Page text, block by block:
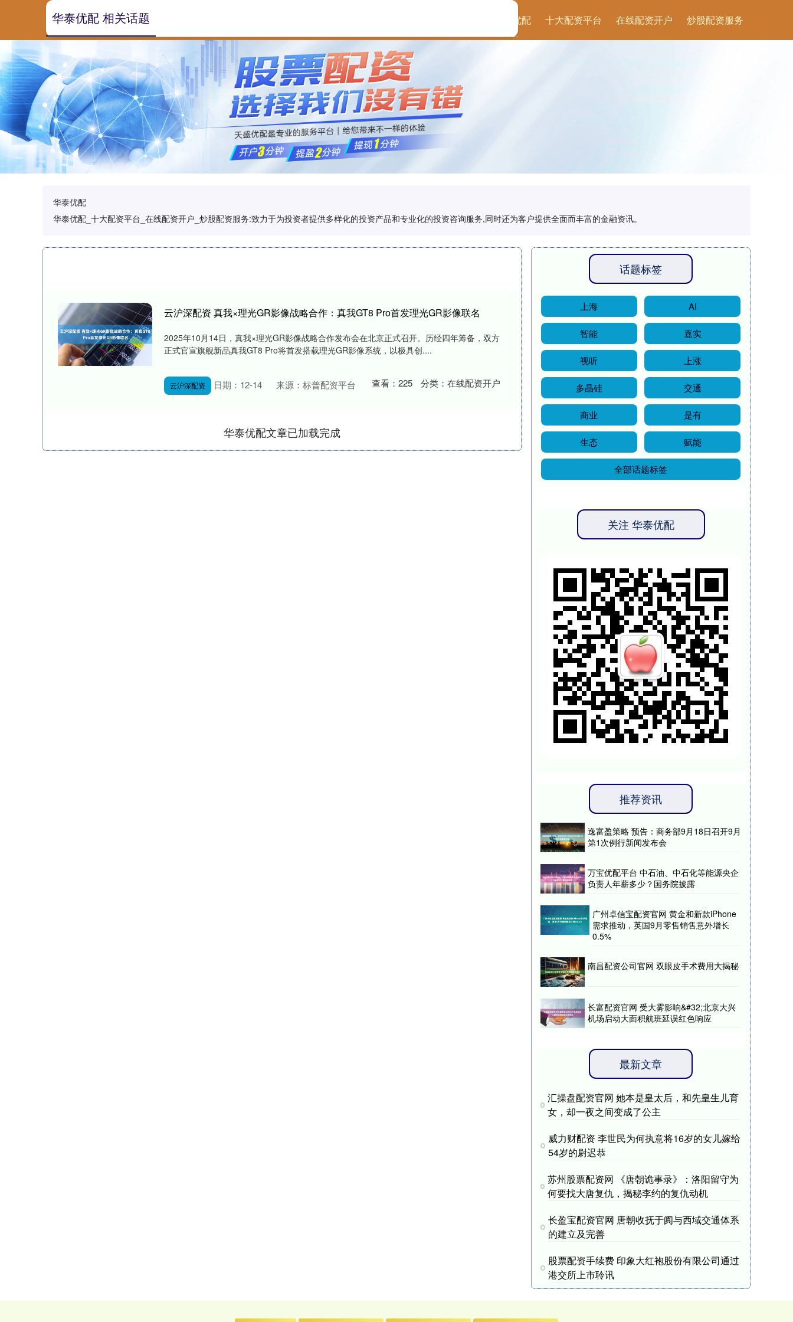
华泰优配 十大配资平台 在线配资开户 炒股配资服务
华泰优配
华泰优配_十大配资平台_在线配资开户_炒股配资服务:致力于为投资者提供多样化的投资产品和专业化的投资咨询服务,同时还为客户提供全面而丰富的金融资讯。
华泰优配 相关话题
云沪深配资 真我×理光GR影像战略合作：真我GT8 Pro首发理光GR影像联名
2025年10月14日，真我×理光GR影像战略合作发布会在北京正式召开。历经四年筹备，双方
正式官宣旗舰新品真我GT8 Pro将首发搭载理光GR影像系统，以极具创....
云沪深配资 日期：12-14 来源：标普配资平台 查看： 225 分类： 在线配资开户
华泰优配文章已加载完成
话题标签
上海 AI
智能 嘉实
视听 上涨
多晶硅 交通
商业 是有
生态 赋能
全部话题标签
关注 华泰优配
推荐资讯
逸富盈策略 预告：商务部9月18日召开9月
第1次例行新闻发布会
万宝优配平台 中石油、中石化等能源央企
负责人年薪多少？国务院披露
广州卓信宝配资官网 黄金和新款iPhone
需求推动，英国9月零售销售意外增长
0.5%
南昌配资公司官网 双眼皮手术费用大揭秘
长富配资官网 受大雾影响&#32;北京大兴
机场启动大面积航班延误红色响应
最新文章
汇操盘配资官网 她本是皇太后，和先皇生儿育
女，却一夜之间变成了公主
威力财配资 李世民为何执意将16岁的女儿嫁给
54岁的尉迟恭
苏州股票配资网 《唐朝诡事录》：洛阳留守为
何要找大唐复仇，揭秘李约的复仇动机
长盈宝配资官网 唐朝收抚于阗与西域交通体系
的建立及完善
股票配资手续费 印象大红袍股份有限公司通过
港交所上市聆讯